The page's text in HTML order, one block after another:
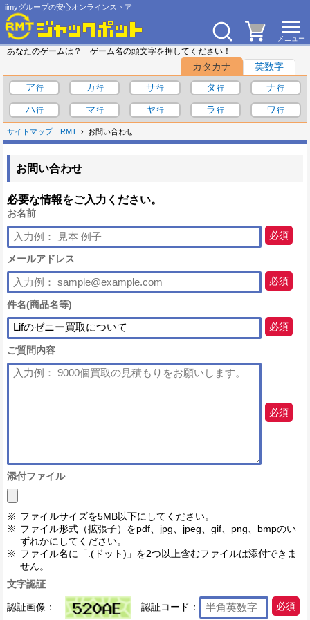
iimyグループの安心オンラインストア
あなたのゲームは？ ゲーム名の頭文字を押してください！
カタカナ
英数字
ア
カ サ タ
ナ
ハ
マ ヤ ラ ワ
サイトマップ RMT お問い合わせ
お問い合わせ
必要な情報をご入力ください。
お名前
必須
メールアドレス
必須
件名(商品名等)
必須
ご質問内容
必須
添付ファイル
ファイルサイズを5MB以下にしてください。
ファイル形式（拡張子）をpdf、jpg、jpeg、gif、png、bmpのい
ずれかにしてください。
ファイル名に「.(ドット)」を2つ以上含むファイルは添付できま
せん。
文字認証
認証画像： 認証コード： 必須